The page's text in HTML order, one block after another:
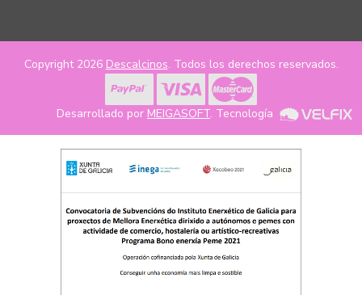
Copyright 2026 Descalcinos. Todos los derechos reservados.
Desarrollado por MEIGASOFT. Tecnología